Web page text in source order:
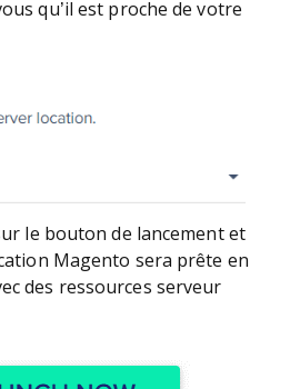
qu’il est proche de votre
le bouton de lancement et
Magento sera prête en
des ressources serveur